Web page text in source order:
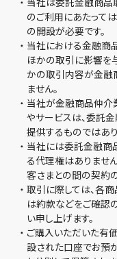
のご利用にあたって
の開設が必要です。
・ 当社における金融商
ほかの取引に影響を
かの取引内容が金融
ません。
・ 当社が金融商品仲介
やサービスは、委託
提供するものではあり
・ 当社には委託金融商
る代理権はありませ
客さまとの間の契約
・ 取引に際しては、各
は約款などをご確認
い申し上げます。
・ ご購入いただいた有
設された口座でお預